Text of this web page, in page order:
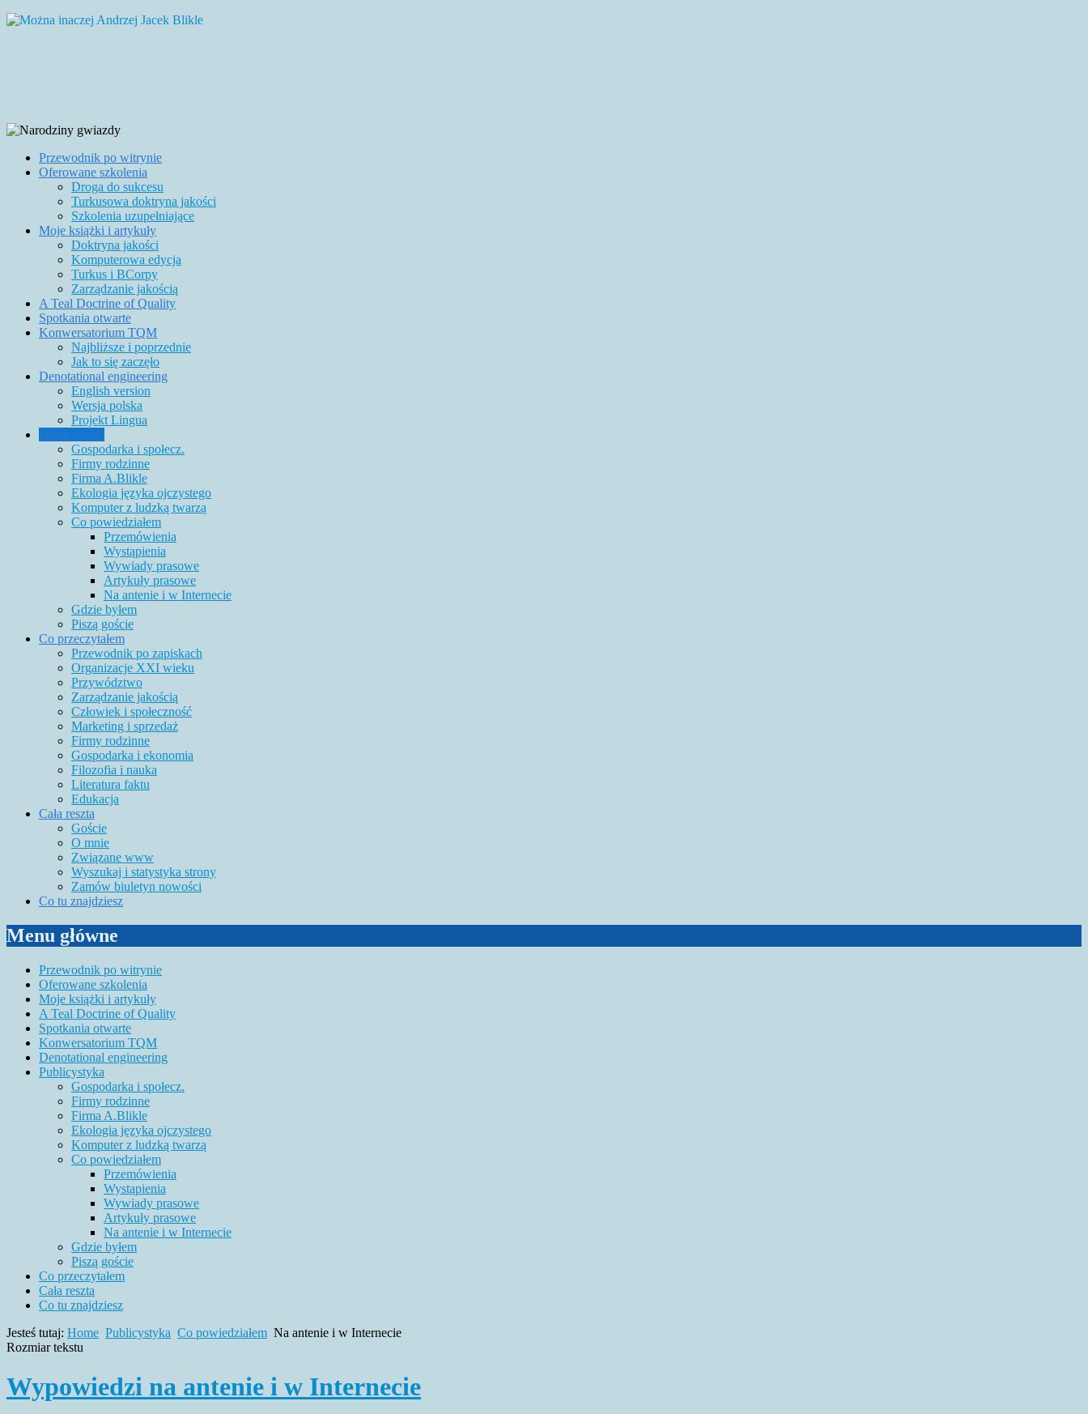
Przewodnik po witrynie
Oferowane szkolenia
Droga do sukcesu
Turkusowa doktryna jakości
Szkolenia uzupełniające
Moje książki i artykuły
Doktryna jakości
Komputerowa edycja
Turkus i BCorpy
Zarządzanie jakością
A Teal Doctrine of Quality
Spotkania otwarte
Konwersatorium TQM
Najbliższe i poprzednie
Jak to się zaczęło
Denotational engineering
English version
Wersja polska
Projekt Lingua
Gospodarka i społecz.
Firmy rodzinne
Firma A.Blikle
Ekologia języka ojczystego
Komputer z ludzką twarzą
Co powiedziałem
Przemówienia
Wystąpienia
Wywiady prasowe
Artykuły prasowe
Na antenie i w Internecie
Gdzie byłem
Piszą goście
Co przeczytałem
Przewodnik po zapiskach
Organizacje XXI wieku
Przywództwo
Zarządzanie jakością
Człowiek i społeczność
Marketing i sprzedaż
Firmy rodzinne
Gospodarka i ekonomia
Filozofia i nauka
Literatura faktu
Edukacja
Cała reszta
Goście
O mnie
Związane www
Wyszukaj i statystyka strony
Zamów biuletyn nowości
Co tu znajdziesz
Menu główne
Przewodnik po witrynie
Oferowane szkolenia
Moje książki i artykuły
A Teal Doctrine of Quality
Spotkania otwarte
Konwersatorium TQM
Denotational engineering
Publicystyka
Gospodarka i społecz.
Firmy rodzinne
Firma A.Blikle
Ekologia języka ojczystego
Komputer z ludzką twarzą
Co powiedziałem
Przemówienia
Wystąpienia
Wywiady prasowe
Artykuły prasowe
Na antenie i w Internecie
Gdzie byłem
Piszą goście
Co przeczytałem
Cała reszta
Co tu znajdziesz
Jesteś tutaj: Home Publicystyka Co powiedziałem Na antenie i w Internecie
Rozmiar tekstu
Wypowiedzi na antenie i w Internecie